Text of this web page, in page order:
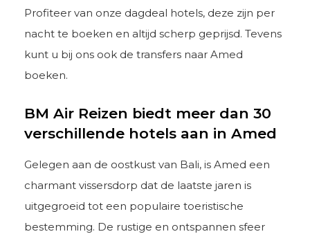
Profiteer van onze dagdeal hotels, deze zijn per
nacht te boeken en altijd scherp geprijsd. Tevens
kunt u bij ons ook de transfers naar Amed
boeken.
BM Air Reizen biedt meer dan 30
verschillende hotels aan in Amed
Gelegen aan de oostkust van Bali, is Amed een
charmant vissersdorp dat de laatste jaren is
uitgegroeid tot een populaire toeristische
bestemming. De rustige en ontspannen sfeer